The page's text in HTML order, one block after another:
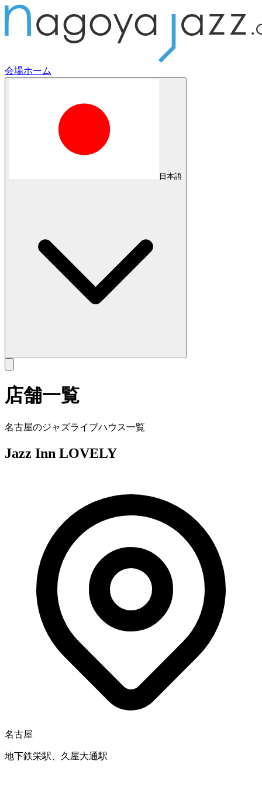
会場ホーム
日本語
店舗一覧
名古屋のジャズライブハウス一覧
Jazz Inn LOVELY
名古屋
地下鉄栄駅、久屋大通駅